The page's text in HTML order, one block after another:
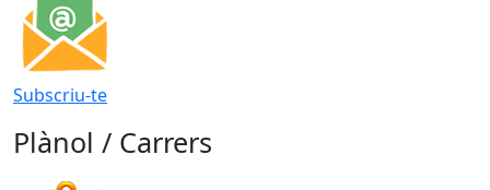
Subscriu-te
Plànol / Carrers